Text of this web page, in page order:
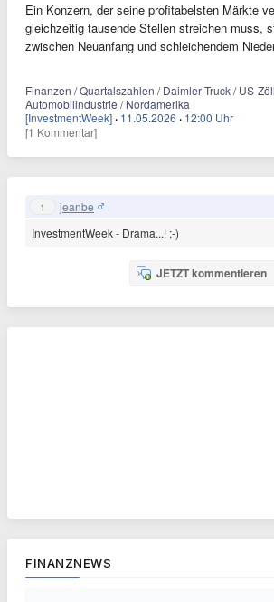
Ein Konzern, der seine profitabelsten Märkte
gleichzeitig tausende Stellen streichen muss,
zwischen Neuanfang und schleichendem
Finanzen / Quartalszahlen / Daimler Truck / US-
Automobilindustrie / Nordamerika
[InvestmentWeek] · 11.05.2026 · 12:00 Uhr
[1 Kommentar]
1 jeanbe
InvestmentWeek - Drama...! ;-)
JETZT kommentieren
FINANZNEWS